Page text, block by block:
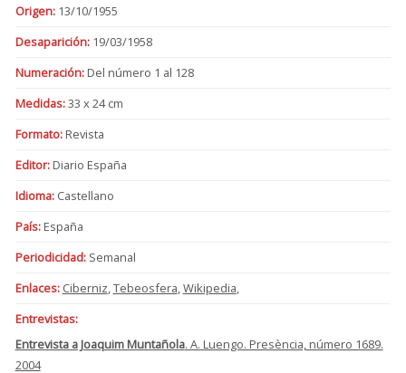
Origen:13/10/1955
Desaparición:19/03/1958
Numeración:Del número 1 al 128
Medidas:33 x 24 cm
Formato:Revista
Editor:Diario España
Idioma:Castellano
País:España
Periodicidad:Semanal
Enlaces: Ciberniz Tebeosfera Wikipedia
Entrevistas:
Entrevista a Joaquim Muntañola. A. Luengo. Presència, número 1689.
2004